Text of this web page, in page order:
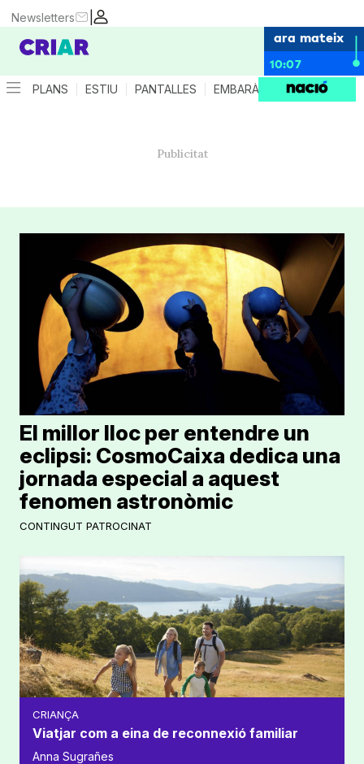
|
Newsletters
ara mateix
10:07
PLANS ESTIU PANTALLES EMBARÀS CRIANÇA
CONTINGUT PATROCINAT
El millor lloc per entendre un
eclipsi: CosmoCaixa dedica una
jornada especial a aquest
fenomen astronòmic
CRIANÇA
Viatjar com a eina de reconnexió familiar
Anna Sugrañes